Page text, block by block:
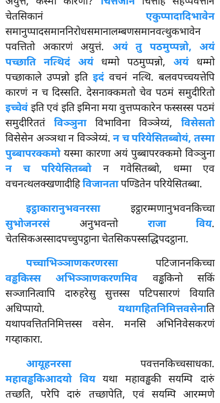
चेतसिकानं एकुप्पादादिभावेन
समानुप्पादसमाननिरोधसमानालम्बणसमानवत्थुकभावेन
पवत्तितो अकारणं अयुत्तं. अयं तु पठमुप्पन्नो, अयं
पच्छाति नत्थिदं अयंधम्मो पठमुप्पन्नो, अयंधम्मो
पच्छाकाले उप्पन्नो इति इदं वचनं नत्थि. बलवपच्चयत्तेपि
कारणं न च दिस्सति. देसनाक्कमतो चेव पठमं समुदीरितो
इच्चेवं इति एवं इति इमिना मया वुत्तप्पकारेन फस्सस्स पठमं
समुदीरिततंविञ्ञुनाविभाविना विञ्ञेय्यं, विसेसतो
विसेसेन अञ्ञथा न विञ्ञेय्यं.न च परियेसितब्बोयं, तस्मा
पुब्बापरक्कमोयस्मा कारणा अयं पुब्बापरक्कमो विञ्ञुना
न च परियेसितब्बोन गवेसितब्बो, धम्मा एव
वचनत्थलक्खणादीहिविजानतापण्डितेन परियेसितब्बा.
इट्ठाकारानुभवनरसाइट्ठारम्मणानुभवनकिच्चा
सुभोजनरसंअनुभवन्तो राजा विय.
चेतसिकअस्सादपच्चुपट्ठाना चेतसिकपस्सद्धिपदट्ठाना.
पच्चाभिञ्ञाणकरणरसापटिजाननकिच्चा
वड्ढकिस्स अभिञ्ञाणकरणमिव वड्ढकिनो सकिं
सञ्जानित्वापि दारुहरेसु सुत्तस्स पटिपसारणं वियाति
अधिप्पायो. यथागहितनिमित्तवसेनाति
यथापवत्तितनिमित्तस्स वसेन. मनसि अभिनिवेसकरणं
गय्हाकारा.
आयूहनरसापवत्तनकिच्चसाधका.
महावड्ढकिआदयो विययथा महावड्ढकी सयम्पि दारुं
तच्छति, परेपि दारुं तच्छापेति, एवं सयम्पि आरम्मणे